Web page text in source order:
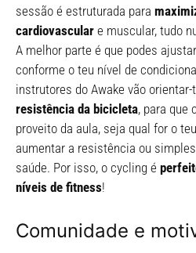
sessão é estruturada para
cardiovascular e muscular, tudo
A melhor parte é que podes
conforme o teu nível de
instrutores do Awake vão
resistência da bicicleta, para que
proveito da aula, seja qual for o
aumentar a resistência ou
saúde. Por isso, o cycling é
níveis de fitness!
Comunidade e